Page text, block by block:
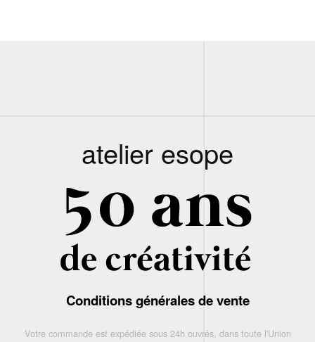
atelier esope
Conditions générales de vente
Votre commande est expédiée sous 24h ouvrés, dans toute l'Union